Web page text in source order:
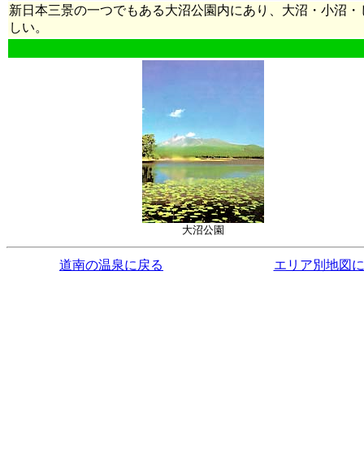
新日本三景の一つでもある大沼公園内にあり、大沼・小沼
しい。
大沼公園
道南の温泉に戻る エリア別地図